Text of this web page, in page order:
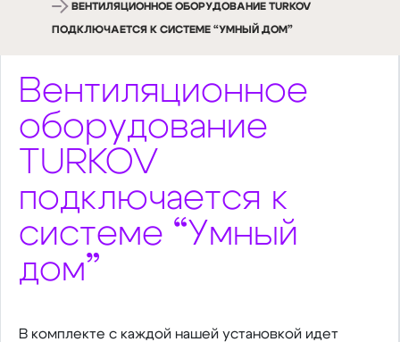
ВЕНТИЛЯЦИОННОЕ ОБОРУДОВАНИЕ TURKOV
ПОДКЛЮЧАЕТСЯ К СИСТЕМЕ “УМНЫЙ ДОМ”
Вентиляционное
оборудование
TURKOV
подключается к
системе “Умный
дом”
В комплекте с каждой нашей установкой идет